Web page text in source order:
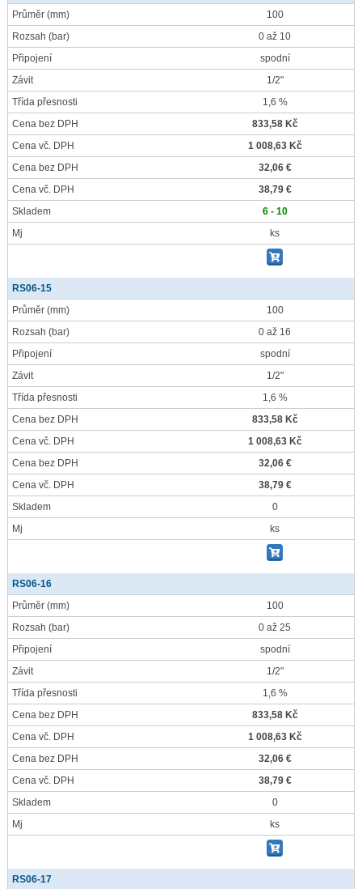
Průměr (mm)
100
Rozsah (bar)
0 až 10
Připojení
spodní
Závit
1/2"
Třída přesnosti
1,6 %
Cena bez DPH
833,58 Kč
Cena vč. DPH
1 008,63 Kč
Cena bez DPH
32,06 €
Cena vč. DPH
38,79 €
Skladem
6 - 10
Mj
ks
RS06-15
Průměr (mm)
100
Rozsah (bar)
0 až 16
Připojení
spodní
Závit
1/2"
Třída přesnosti
1,6 %
Cena bez DPH
833,58 Kč
Cena vč. DPH
1 008,63 Kč
Cena bez DPH
32,06 €
Cena vč. DPH
38,79 €
Skladem
0
Mj
ks
RS06-16
Průměr (mm)
100
Rozsah (bar)
0 až 25
Připojení
spodní
Závit
1/2"
Třída přesnosti
1,6 %
Cena bez DPH
833,58 Kč
Cena vč. DPH
1 008,63 Kč
Cena bez DPH
32,06 €
Cena vč. DPH
38,79 €
Skladem
0
Mj
ks
RS06-17